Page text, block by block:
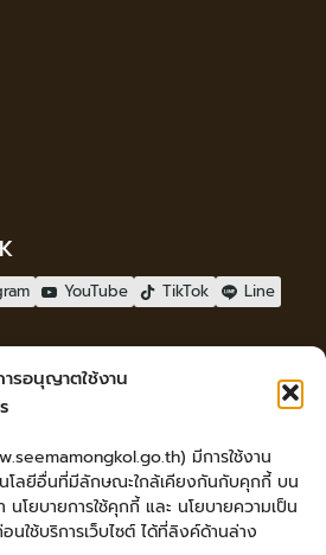
รอนุญาตใช้งาน
มีการใช้งาน
นโลยีอื่นที่มีลักษณะใกล้เคียงกันกับคุกกี้ บน
นโยบายการใช้คุกกี้ และ นโยบายความเป็น
ใช้บริการเว็บไซต์ ได้ที่ลิงค์ด้านล่าง
YouTube TikTok Line